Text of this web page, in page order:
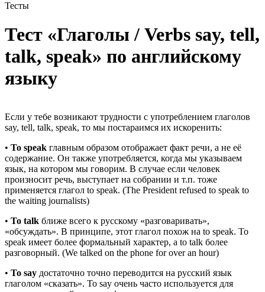
Тесты
Тест «Глаголы / Verbs say, tell,
talk, speak» по английскому
языку
Если у тебе возникают трудности с употреблением глаголов
say, tell, talk, speak, то мы постараимся их искоренить:
• To speak главным образом отображает факт речи, а не её
содержание. Он также употребляется, когда мы указываем
язык, на котором мы говорим. В случае если человек
произносит речь, выступает на собрании и т.п. тоже
применяется глагол to speak. (The President refused to speak to
the waiting journalists)
• To talk ближе всего к русскому «разговаривать»,
«обсуждать». В принципе, этот глагол похож на to speak. To
speak имеет более формальный характер, а to talk более
разговорный. (We talked on the phone for over an hour)
• To say достаточно точно переводится на русский язык
глаголом «сказать». To say очень часто используется для